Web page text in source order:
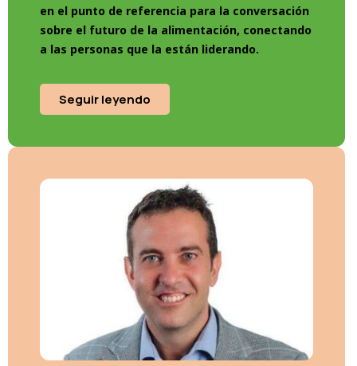
en el punto de referencia para la conversación
sobre el futuro de la alimentación, conectando
a las personas que la están liderando.
Seguir leyendo